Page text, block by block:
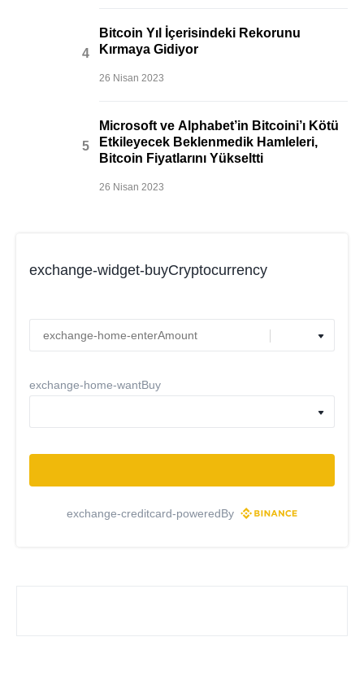
Bitcoin Yıl İçerisindeki Rekorunu
Kırmaya Gidiyor
26 Nisan 2023
Microsoft ve Alphabet’in Bitcoini’ı Kötü
Etkileyecek Beklenmedik Hamleleri,
Bitcoin Fiyatlarını Yükseltti
26 Nisan 2023
exchange-widget-buyCryptocurrency
exchange-home-wantBuy
exchange-creditcard-poweredBy